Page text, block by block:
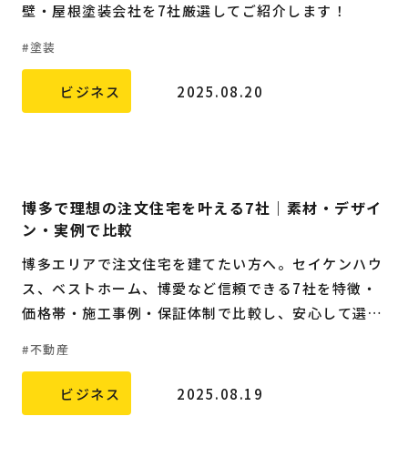
壁・屋根塗装会社を7社厳選してご紹介します！
塗装
ビジネス 2025.08.20
博多で理想の注文住宅を叶える7社｜素材・デザイ
ン・実例で比較
博多エリアで注文住宅を建てたい方へ。セイケンハウ
ス、ベストホーム、博愛など信頼できる7社を特徴・
価格帯・施工事例・保証体制で比較し、安心して選べ
不動産
ビジネス 2025.08.19